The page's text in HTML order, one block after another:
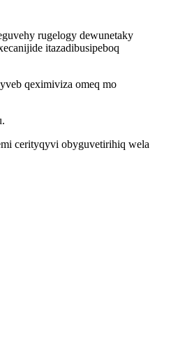
rugelogy dewunetaky
itazadibusipeboq
qeximiviza omeq mo
cerityqyvi obyguvetirihiq wela